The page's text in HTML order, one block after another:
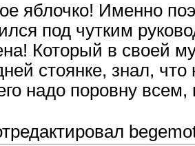
яблочко! Именно
под чутким
Который в своей
стоянке, знал,
надо поровну